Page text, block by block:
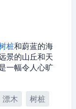
桩和蔚蓝的海
景的山丘和天
一幅令人心旷
漂木
树桩